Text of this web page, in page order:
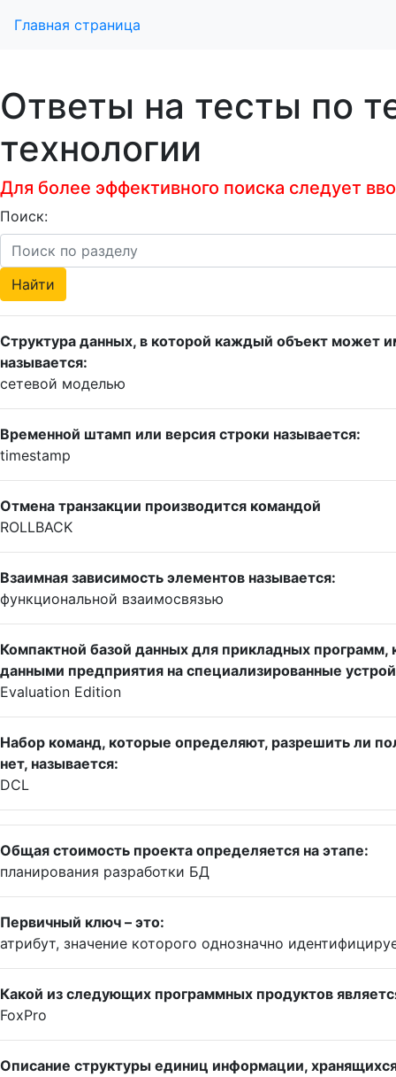
Главная страница
Ответы на тесты по
технологии
Для более эффективного поиска следует
Поиск:
Структура данных, в которой каждый объект может
называется:
сетевой моделью
Временной штамп или версия строки называется:
timestamp
Отмена транзакции производится командой
ROLLBACK
Взаимная зависимость элементов называется:
функциональной взаимосвязью
Компактной базой данных для прикладных
данными предприятия на специализированные
Evaluation Edition
Набор команд, которые определяют, разрешить ли
нет, называется:
DCL
Общая стоимость проекта определяется на этапе:
планирования разработки БД
Первичный ключ – это:
атрибут, значение которого однозначно
Какой из следующих программных продуктов
FoxPro
Описание структуры единиц информации,